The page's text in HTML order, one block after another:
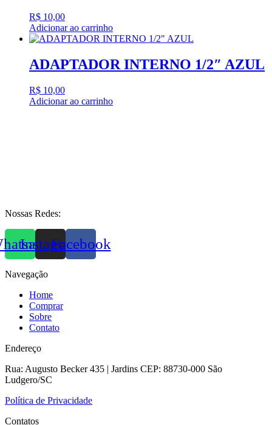
R$ 10,00
Adicionar ao carrinho
ADAPTADOR INTERNO 1/2″ AZUL
R$ 10,00
Adicionar ao carrinho
Nossas Redes:
InstagramFacebook
Navegação
Home
Comprar
Sobre
Contato
Endereço
Rua: Augusto Becker 435 | Jardins CEP: 88730-000 São
Ludgero/SC
Política de Privacidade
Contatos